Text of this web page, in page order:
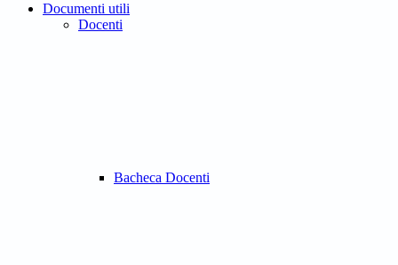
Documenti utili
Docenti
Bacheca Docenti